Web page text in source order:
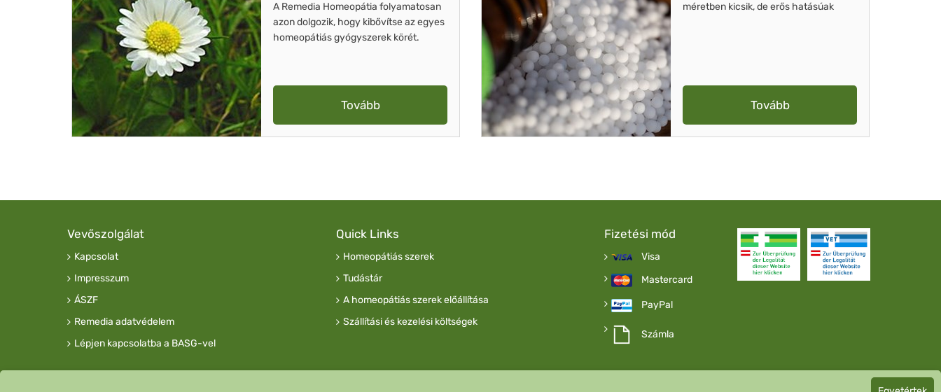
A Remedia Homeopátia folyamatosan
azon dolgozik, hogy kibővítse az egyes
homeopátiás gyógyszerek körét.
Tovább
méretben kicsik, de erős hatásúak
Tovább
Vevőszolgálat
Kapcsolat
Impresszum
ÁSZF
Remedia adatvédelem
Lépjen kapcsolatba a BASG-vel
Quick Links
Homeopátiás szerek
Tudástár
A homeopátiás szerek előállítása
Szállítási és kezelési költségek
Fizetési mód
Visa
Mastercard
PayPal
Számla